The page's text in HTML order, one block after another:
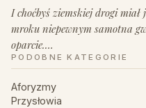
I choćbyś ziemskiej drogi
mroku niepewnym samotna
oparcie.…
PODOBNE KATEGORIE
Aforyzmy
Przysłowia